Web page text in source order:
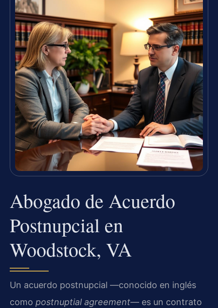
Abogado de Acuerdo
Postnupcial en
Woodstock, VA
Un acuerdo postnupcial —conocido en inglés
como postnuptial agreement— es un contrato